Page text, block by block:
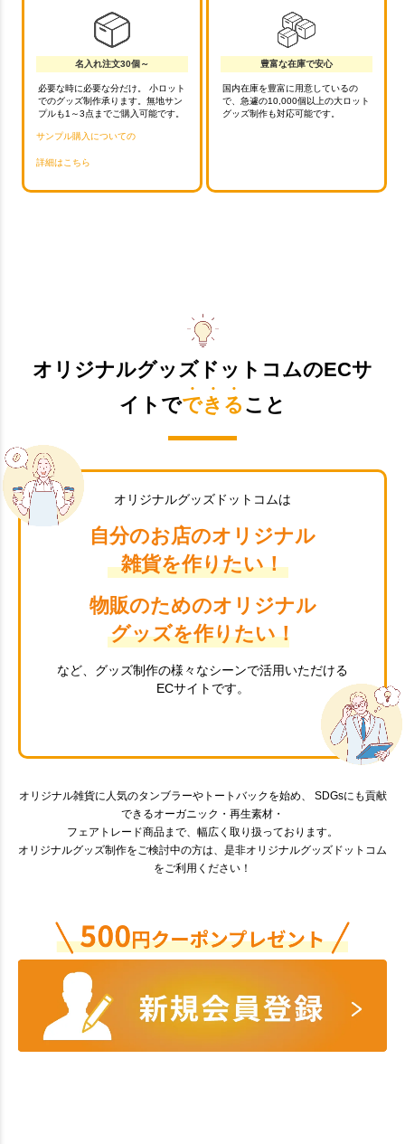
名入れ注文30個～
必要な時に必要な分だけ。 小ロット
でのグッズ制作承ります。無地サン
プルも1～3点までご購入可能です。
サンプル購入についての
詳細はこちら
豊富な在庫で安心
国内在庫を豊富に用意しているの
で、急遽の10,000個以上の大ロット
グッズ制作も対応可能です。
オリジナルグッズドットコムのECサ
イトでできる こと
オリジナルグッズドットコムは
自分のお店のオリジナル
雑貨を作りたい！
物販のためのオリジナル
グッズを作りたい！
など、グッズ制作の様々なシーンで活用いただける
ECサイトです。
オリジナル雑貨に人気のタンブラーやトートバックを始め、 SDGsにも貢献
できるオーガニック・再生素材・
フェアトレード商品まで、幅広く取り扱っております。
オリジナルグッズ制作をご検討中の方は、是非オリジナルグッズドットコム
をご利用ください！